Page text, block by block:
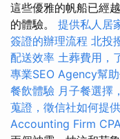
這些優雅的帆船已經
的體驗。 提供私人居
簽證的辦理流程 北投
配送效率 土葬費用，
專業SEO Agency幫
餐飲體驗 月子餐選擇
蒐證，徵信社如何提
Accounting Firm